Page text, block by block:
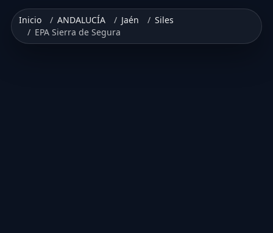
Inicio ANDALUCÍA Jaén
Siles
EPA Sierra de Segura